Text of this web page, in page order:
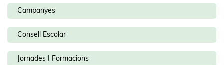
Campanyes
Consell Escolar
Jornades I Formacions